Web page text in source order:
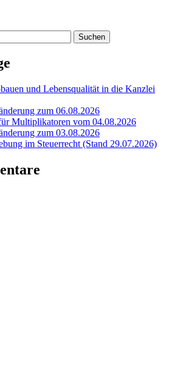
und Lebensqualität in die Kanzlei
zum 06.08.2026
Multiplikatoren vom 04.08.2026
zum 03.08.2026
im Steuerrecht (Stand 29.07.2026)